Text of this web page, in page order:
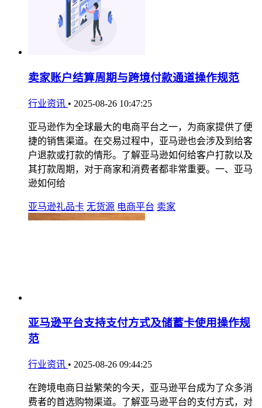
卖家账户结算周期与跨境付款通道操作规范
行业资讯 • 2025-08-26 10:47:25
亚马逊作为全球最大的电商平台之一，为商家提供了便
捷的销售渠道。在交易过程中，亚马逊也会涉及到给客
户退款或打款的情形。了解亚马逊如何给客户打款以及
其打款周期，对于商家和消费者都非常重要。一、亚马
逊如何给
亚马逊礼品卡 无货源 电商平台 卖家
亚马逊平台支持支付方式及储蓄卡使用操作规
范
行业资讯 • 2025-08-26 09:44:25
在跨境电商日益繁荣的今天，亚马逊平台成为了众多消
费者的首选购物渠道。了解亚马逊平台的支付方式，对